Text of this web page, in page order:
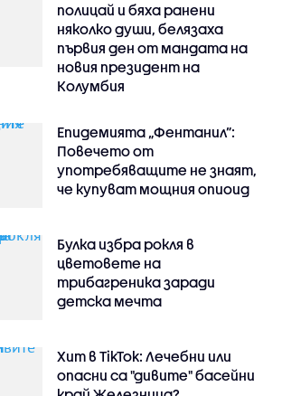
полицай и бяха ранени
няколко души, белязаха
първия ден от мандата на
новия президент на
Колумбия
Епидемията „Фентанил”:
Повечето от
употребяващите не знаят,
че купуват мощния опиоид
Булка избра рокля в
цветовете на
трибагреника заради
детска мечта
Хит в TikTok: Лечебни или
опасни са "дивите" басейни